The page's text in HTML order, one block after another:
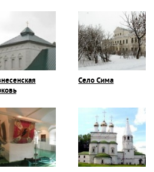
Село Сима